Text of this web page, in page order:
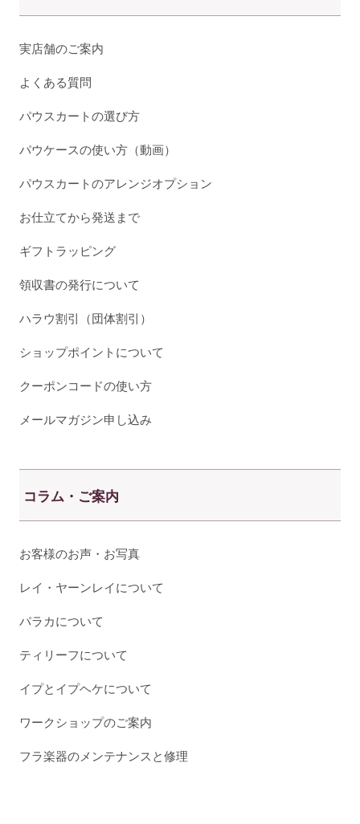
実店舗のご案内
よくある質問
パウスカートの選び方
パウケースの使い方（動画）
パウスカートのアレンジオプション
お仕立てから発送まで
ギフトラッピング
領収書の発行について
ハラウ割引（団体割引）
ショップポイントについて
クーポンコードの使い方
メールマガジン申し込み
コラム・ご案内
お客様のお声・お写真
レイ・ヤーンレイについて
パラカについて
ティリーフについて
イプとイプヘケについて
ワークショップのご案内
フラ楽器のメンテナンスと修理